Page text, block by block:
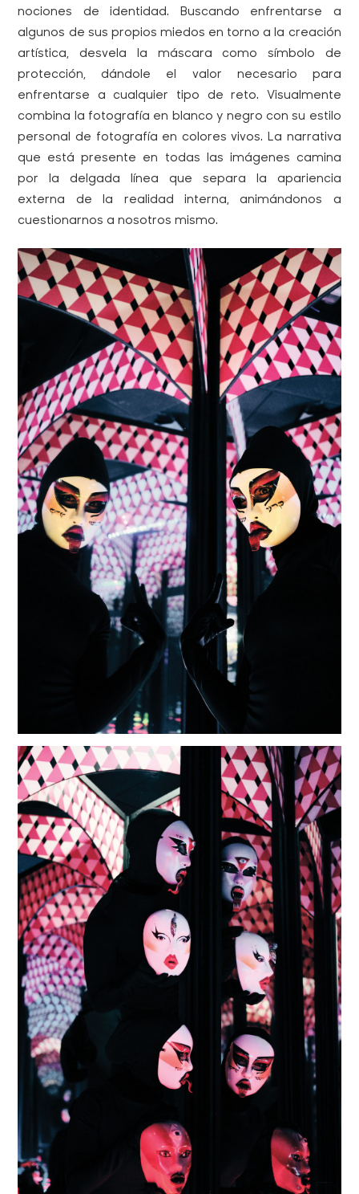
nociones de identidad. Buscando enfrentarse a
algunos de sus propios miedos en torno a la creación
artística, desvela la máscara como símbolo de
protección, dándole el valor necesario para
enfrentarse a cualquier tipo de reto. Visualmente
combina la fotografía en blanco y negro con su estilo
personal de fotografía en colores vivos. La narrativa
que está presente en todas las imágenes camina
por la delgada línea que separa la apariencia
externa de la realidad interna, animándonos a
cuestionarnos a nosotros mismo.